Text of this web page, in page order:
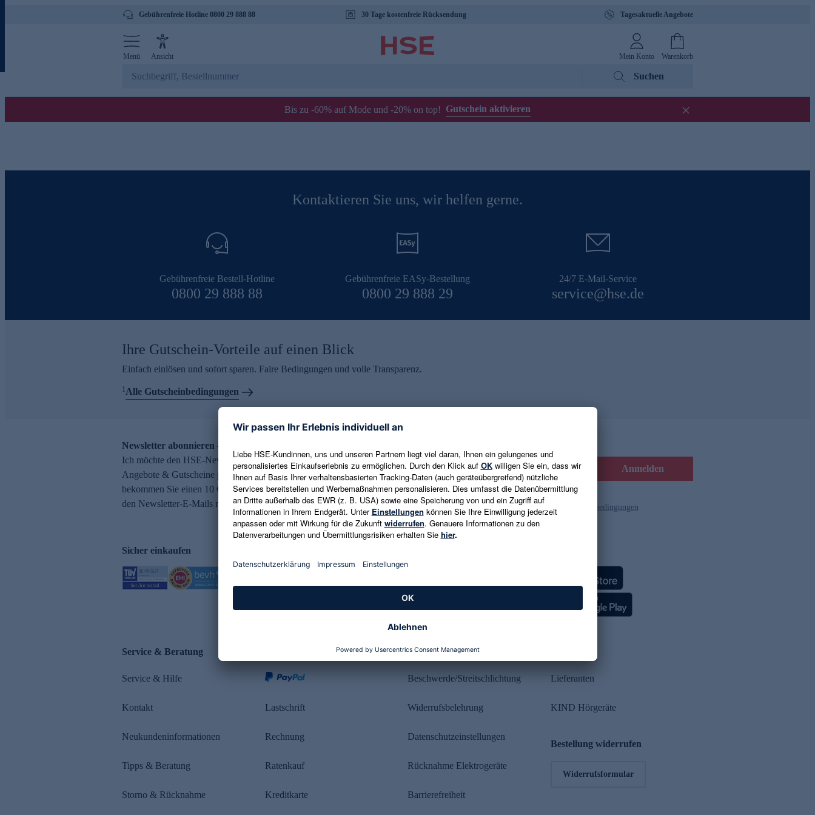
Gebührenfreie Hotline 0800 29 888 88 30 Tage kostenfreie Rücksendung Tagesaktuelle Angebote
Menü Ansicht Mein Konto Warenkorb
Suchen
Bis zu -60% auf Mode und -20% on top! Gutschein aktivieren
Kontaktieren Sie uns, wir helfen gerne.
Gebührenfreie Bestell-Hotline
0800 29 888 88
Gebührenfreie EASy-Bestellung
0800 29 888 29
24/7 E-Mail-Service
service@hse.de
Ihre Gutschein-Vorteile auf einen Blick
Einfach einlösen und sofort sparen. Faire Bedingungen und volle Transparenz.
1Alle Gutscheinbedingungen
Newsletter abonnieren – 10 € Gutschein erhalten
Ich möchte den HSE-Newsletter abonnieren und aktuelle Trends,
Angebote & Gutscheine per E-Mail erhalten. Als Dankeschön
bekommen Sie einen 10 € Gutschein. Eine Abmeldung ist jederzeit in
den Newsletter-E-Mails möglich.
E-Mail-Adresse eingeben Anmelden
Es gelten die Datenschutzrichtlinien und die Gutscheinbedingungen
Sicher einkaufen
Service & Beratung
Service & Hilfe
Kontakt
Neukundeninformationen
Tipps & Beratung
Storno & Rücknahme
Lastschrift
Rechnung
Ratenkauf
Kreditkarte
Rechtliches
Beschwerde/Streitschlichtung
Widerrufsbelehrung
Datenschutzeinstellungen
Rücknahme Elektrogeräte
Barrierefreiheit
Lieferanten
KIND Hörgeräte
Bestellung widerrufen
Widerrufsformular